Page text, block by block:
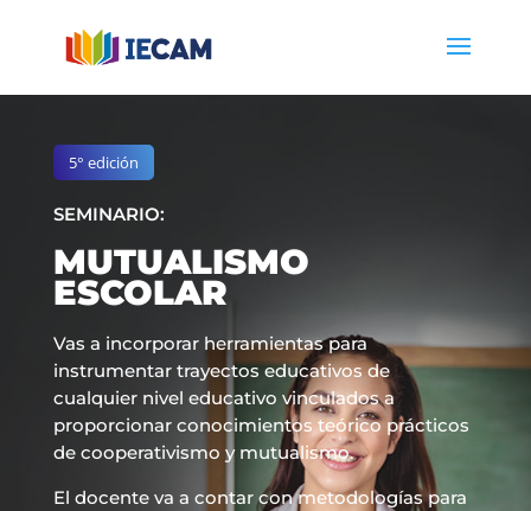
5° edición
SEMINARIO:
MUTUALISMO
ESCOLAR
Vas a incorporar herramientas para
instrumentar trayectos educativos de
cualquier nivel educativo vinculados a
proporcionar conocimientos teórico prácticos
de cooperativismo y mutualismo.
El docente va a contar con metodologías para